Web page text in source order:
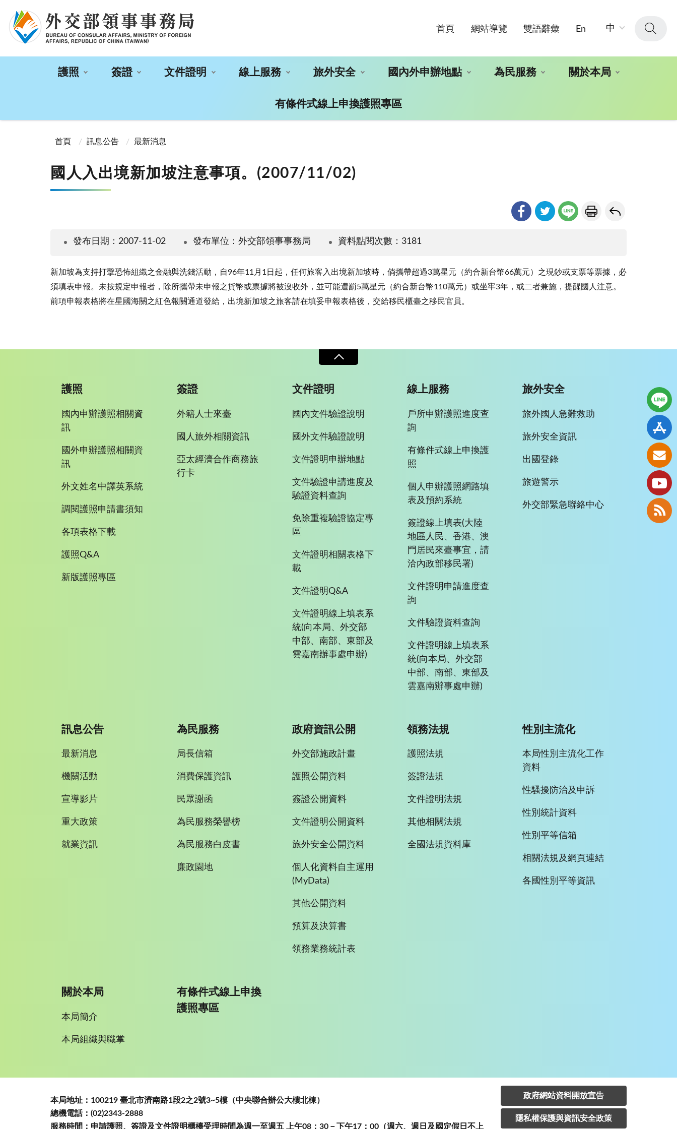
首頁 網站導覽 雙語辭彙 En 中
護照 簽證 文件證明 線上服務 旅外安全 國內外申辦地點 為民服務 關於本局
有條件式線上申換護照專區
首頁
訊息公告 最新消息
國人入出境新加坡注意事項。(2007/11/02)
發布日期：2007-11-02 發布單位：外交部領事事務局 資料點閱次數：3181
新加坡為支持打擊恐怖組織之金融與洗錢活動，自96年11月1日起，任何旅客入出境新加坡時，倘攜帶超過3萬星元（約合新台幣66萬元）之現鈔或支票等票據，必
須填表申報。未按規定申報者，除所攜帶未申報之貨幣或票據將被沒收外，並可能遭罰5萬星元（約合新台幣110萬元）或坐牢3年，或二者兼施，提醒國人注意。
前項申報表格將在星國海關之紅色報關通道發給，出境新加坡之旅客請在填妥申報表格後，交給移民櫃臺之移民官員。
護照
國內申辦護照相關資
訊
國外申辦護照相關資
訊
外文姓名中譯英系統
調閱護照申請書須知
各項表格下載
護照Q&A
新版護照專區
簽證
外籍人士來臺
國人旅外相關資訊
亞太經濟合作商務旅
行卡
文件證明
國內文件驗證說明
國外文件驗證說明
文件證明申辦地點
文件驗證申請進度及
驗證資料查詢
免除重複驗證協定專
區
文件證明相關表格下
載
文件證明Q&A
文件證明線上填表系
統(向本局、外交部
中部、南部、東部及
雲嘉南辦事處申辦)
線上服務
戶所申辦護照進度查
詢
有條件式線上申換護
照
個人申辦護照網路填
表及預約系統
簽證線上填表(大陸
地區人民、香港、澳
門居民來臺事宜，請
洽內政部移民署)
文件證明申請進度查
詢
文件驗證資料查詢
文件證明線上填表系
統(向本局、外交部
中部、南部、東部及
雲嘉南辦事處申辦)
旅外安全
旅外國人急難救助
旅外安全資訊
出國登錄
旅遊警示
外交部緊急聯絡中心
訊息公告
最新消息
機關活動
宣導影片
重大政策
就業資訊
為民服務
局長信箱
消費保護資訊
民眾謝函
為民服務榮譽榜
為民服務白皮書
廉政園地
政府資訊公開
外交部施政計畫
護照公開資料
簽證公開資料
文件證明公開資料
旅外安全公開資料
個人化資料自主運用
(MyData)
其他公開資料
預算及決算書
領務業務統計表
領務法規
護照法規
簽證法規
文件證明法規
其他相關法規
全國法規資料庫
性別主流化
本局性別主流化工作
資料
性騷擾防治及申訴
性別統計資料
性別平等信箱
相關法規及網頁連結
各國性別平等資訊
關於本局
本局簡介
本局組織與職掌
有條件式線上申換
護照專區
本局地址：100219 臺北市濟南路1段2之2號3~5樓（中央聯合辦公大樓北棟）
總機電話：(02)2343-2888
服務時間：申請護照、簽證及文件證明櫃檯受理時間為週一至週五 上午08：30－下午17：00（週六、週日及國定假日不上
政府網站資料開放宣告
隱私權保護與資訊安全政策